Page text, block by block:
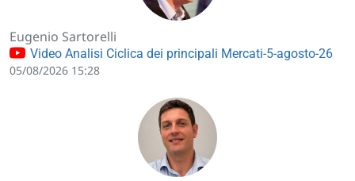
Eugenio Sartorelli
Video Analisi Ciclica dei principali Mercati-5-agosto-26
05/08/2026 15:28